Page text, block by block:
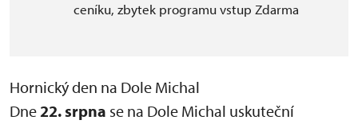
ceníku, zbytek programu vstup Zdarma
Hornický den na Dole Michal
Dne22. srpna se na Dole Michal uskuteční